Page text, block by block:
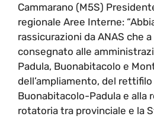
Cammarano (M5S)
regionale Aree Interne:
rassicurazioni da ANAS che
consegnato alle
Padula, Buonabitacolo e
dell’ampliamento, del rettifilo
Buonabitacolo-Padula e alla
rotatoria tra provinciale e la